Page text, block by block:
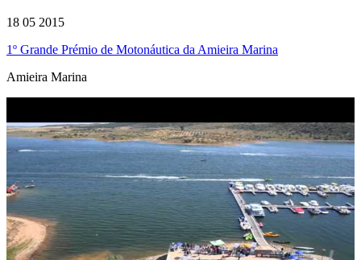
18 05 2015
1º Grande Prémio de Motonáutica da Amieira Marina
Amieira Marina